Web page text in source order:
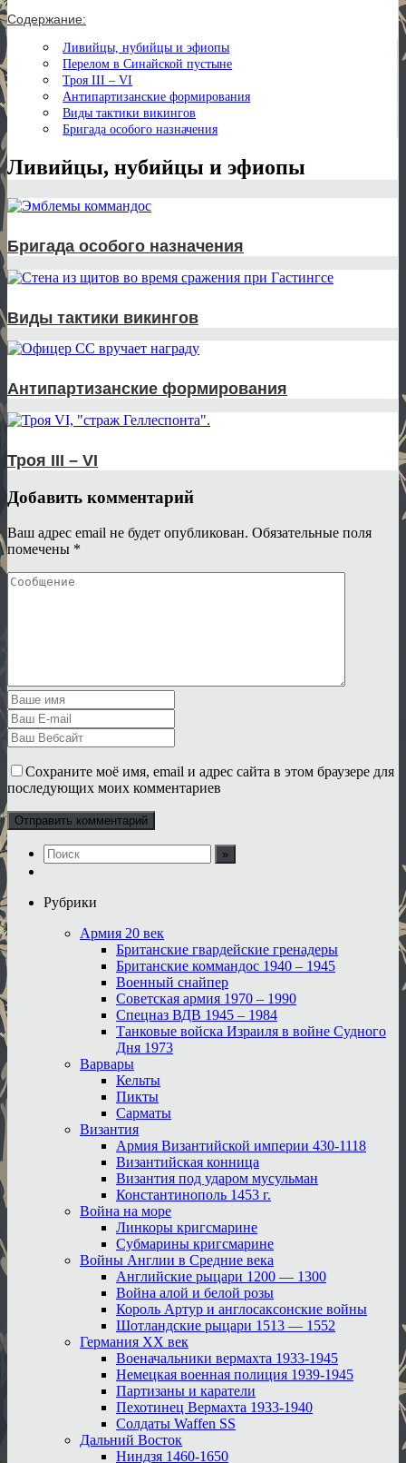
Содержание:
Ливийцы, нубийцы и эфиопы
Перелом в Синайской пустыне
Троя III – VI
Антипартизанские формирования
Виды тактики викингов
Бригада особого назначения
Ливийцы, нубийцы и эфиопы
Бригада особого назначения
Виды тактики викингов
Антипартизанские формирования
Троя III – VI
Добавить комментарий
Ваш адрес email не будет опубликован. Обязательные поля
помечены *
Сохраните моё имя, email и адрес сайта в этом браузере для
последующих моих комментариев
Рубрики
Армия 20 век
Британские гвардейские гренадеры
Британские коммандос 1940 – 1945
Военный снайпер
Советская армия 1970 – 1990
Спецназ ВДВ 1945 – 1984
Танковые войска Израиля в войне Судного
Дня 1973
Варвары
Кельты
Пикты
Сарматы
Византия
Армия Византийской империи 430-1118
Византийская конница
Византия под ударом мусульман
Константинополь 1453 г.
Война на море
Линкоры кригсмарине
Субмарины кригсмарине
Войны Англии в Средние века
Английские рыцари 1200 — 1300
Война алой и белой розы
Король Артур и англосаксонские войны
Шотландские рыцари 1513 — 1552
Германия XX век
Военачальники вермахта 1933-1945
Немецкая военная полиция 1939-1945
Партизаны и каратели
Пехотинец Вермахта 1933-1940
Солдаты Waffen SS
Дальний Восток
Ниндзя 1460-1650